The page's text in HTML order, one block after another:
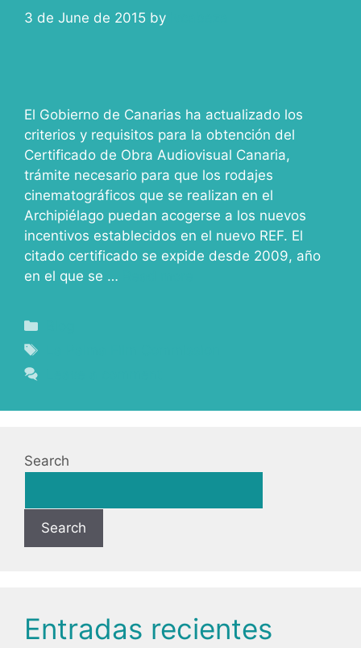
3 de June de 2015 by
El Gobierno de Canarias ha actualizado los
criterios y requisitos para la obtención del
Certificado de Obra Audiovisual Canaria,
trámite necesario para que los rodajes
cinematográficos que se realizan en el
Archipiélago puedan acogerse a los nuevos
incentivos establecidos en el nuevo REF. El
citado certificado se expide desde 2009, año
en el que se …
Search
Search
Entradas recientes